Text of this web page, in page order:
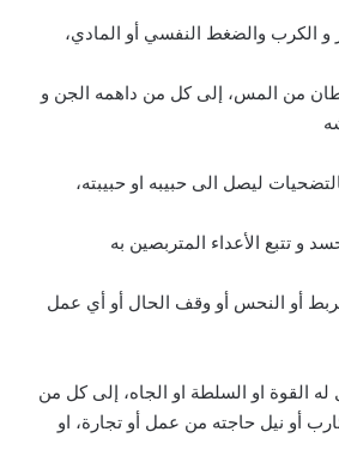
الكرب والضغط النفسي أو المادي،
من المس، إلى كل من داهمه الجن و
ليصل الى حبيبه او حبيبته،
و تتبع الأعداء المتربصين به
أو النحس أو وقف الحال أو أي عمل
القوة او السلطة او الجاه، إلى كل من
أو نيل حاجته من عمل أو تجارة، او